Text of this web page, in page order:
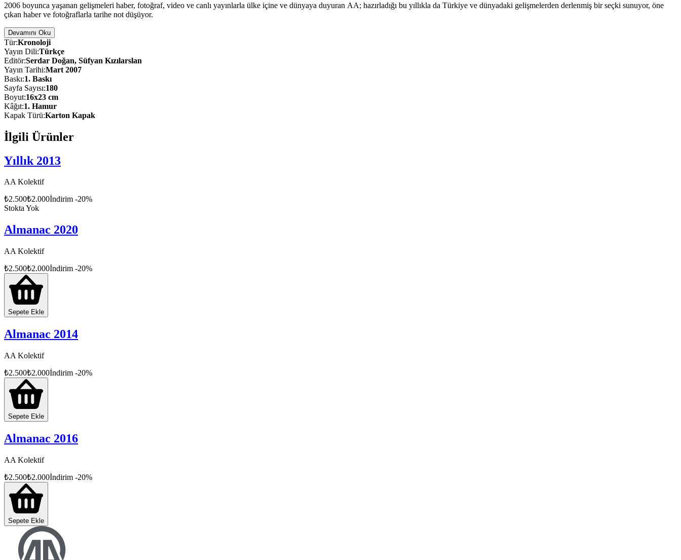
2006 boyunca yaşanan gelişmeleri haber, fotoğraf, video ve canlı yayınlarla ülke içine ve dünyaya duyuran AA; hazırladığı bu yıllıkla da Türkiye ve dünyadaki gelişmelerden derlenmiş bir seçki sunuyor, öne
çıkan haber ve fotoğraflarla tarihe not düşüyor.
Devamını Oku
Tür:Kronoloji
Yayın Dili:Türkçe
Editör:Serdar Doğan, Süfyan Kızılarslan
Yayın Tarihi:Mart 2007
Baskı:1. Baskı
Sayfa Sayısı:180
Boyut:16x23 cm
Kâğıt:1. Hamur
Kapak Türü:Karton Kapak
İlgili Ürünler
Yıllık 2013
AA Kolektif
₺2.500₺2.000İndirim -20%
Stokta Yok
Almanac 2020
AA Kolektif
₺2.500₺2.000İndirim -20%
Sepete Ekle
Almanac 2014
AA Kolektif
₺2.500₺2.000İndirim -20%
Sepete Ekle
Almanac 2016
AA Kolektif
₺2.500₺2.000İndirim -20%
Sepete Ekle